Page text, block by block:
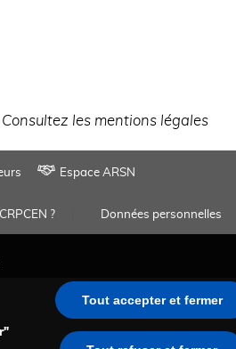
les mentions légales
Espace ARSN
? Données personnelles
Tout accepter et fermer